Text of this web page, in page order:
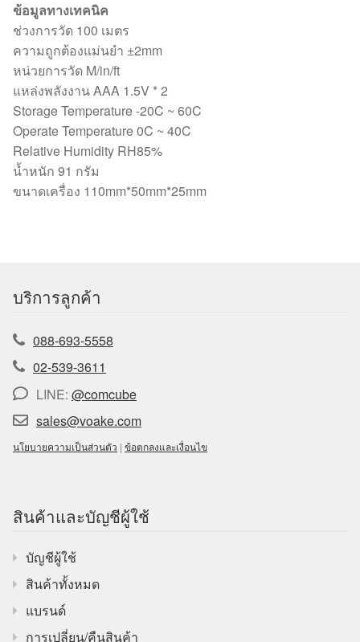
ข้อมูลทางเทคนิค
ช่วงการวัด 100 เมตร
ความถูกต้องแม่นยำ ±2mm
หน่วยการวัด M/in/ft
แหล่งพลังงาน AAA 1.5V * 2
Storage Temperature -20C ~ 60C
Operate Temperature 0C ~ 40C
Relative Humidity RH85%
น้ำหนัก 91 กรัม
ขนาดเครื่อง 110mm*50mm*25mm
บริการลูกค้า
088-693-5558
02-539-3611
LINE: @comcube
sales@voake.com
นโยบายความเป็นส่วนตัว | ข้อตกลงและเงื่อนไข
สินค้าและบัญชีผู้ใช้
บัญชีผู้ใช้
สินค้าทั้งหมด
แบรนด์
การเปลี่ยน/คืนสินค้า